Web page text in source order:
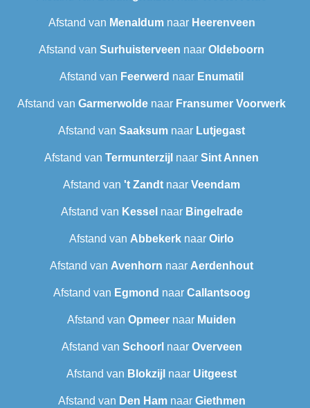
Afstand van Menaldumnaar Heerenveen
Afstand van Surhuisterveen naar Oldeboorn
Afstand van Feerwerd naar Enumatil
Afstand van Garmerwolde naar Fransumer Voorwerk
Afstand van Saaksum naar Lutjegast
Afstand van Termunterzijl naar Sint Annen
Afstand van 't Zandt naar Veendam
Afstand van Kessel naar Bingelrade
Afstand van Abbekerk naar Oirlo
Afstand van Avenhorn naar Aerdenhout
Afstand van Egmond naar Callantsoog
Afstand van Opmeer naar Muiden
Afstand van Schoorl naar Overveen
Afstand van Blokzijl naar Uitgeest
Afstand van Den Hamnaar Giethmen